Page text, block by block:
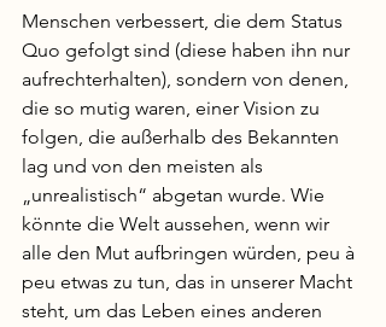
Menschen verbessert, die dem Status
Quo gefolgt sind (diese haben ihn nur
aufrechterhalten), sondern von denen,
die so mutig waren, einer Vision zu
folgen, die außerhalb des Bekannten
lag und von den meisten als
„unrealistisch“ abgetan wurde. Wie
könnte die Welt aussehen, wenn wir
alle den Mut aufbringen würden, peu à
peu etwas zu tun, das in unserer Macht
steht, um das Leben eines anderen